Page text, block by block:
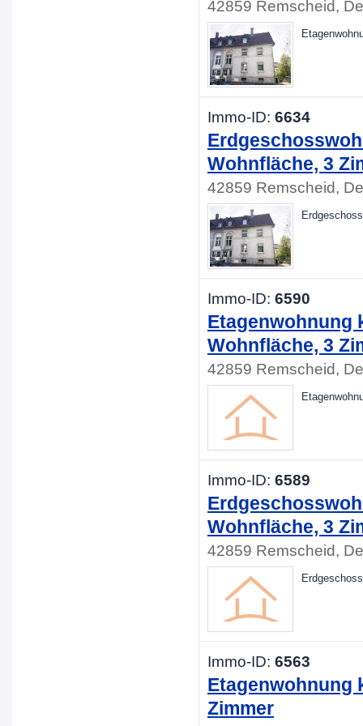
42859 Remscheid,
Immo-ID: 6634
Wohnfläche, 3
42859 Remscheid,
Immo-ID: 6590
Etagenwohnung
Wohnfläche, 3
42859 Remscheid,
Immo-ID: 6589
Wohnfläche, 3
42859 Remscheid,
Immo-ID: 6563
Etagenwohnung
Zimmer